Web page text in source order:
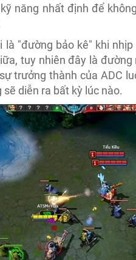
năng nhất định để
"đường bảo kê" khi
tuy nhiên đây là
trưởng thành của ADC
diễn ra bất kỳ lúc nào.